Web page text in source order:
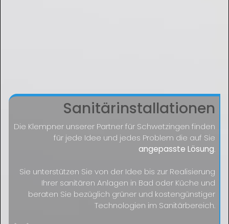
Sanitärinstallationen
Die Klempner unserer Partner für Schwetzingen finden
für jede Idee und jedes Problem die auf Sie
angepasste Lösung.
Sie unterstützen Sie von der Idee bis zur Realisierung
Ihrer sanitären Anlagen in Bad oder Küche und
beraten Sie bezüglich grüner und kostengünstiger
Technologien im Sanitärbereich.